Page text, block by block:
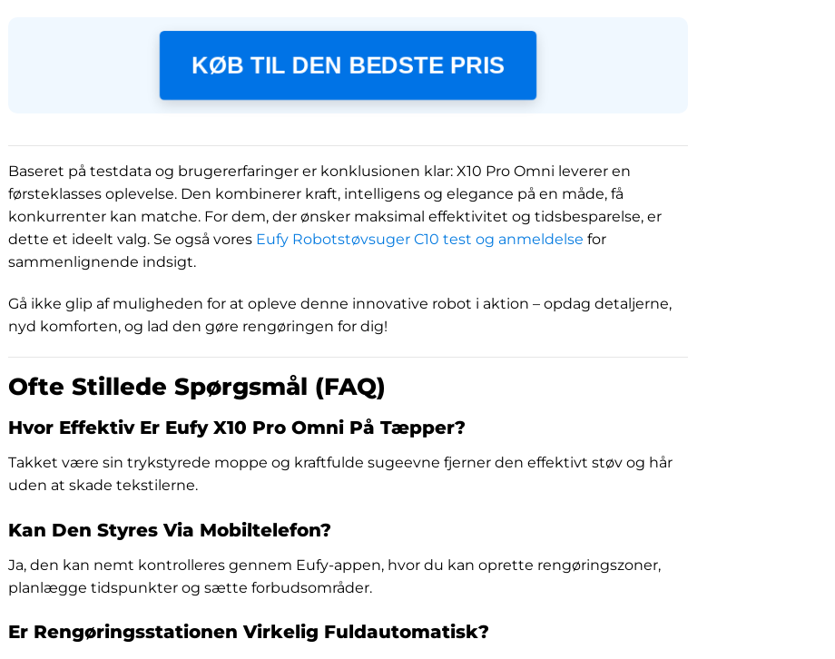
KØB TIL DEN BEDSTE PRIS
Baseret på testdata og brugererfaringer er konklusionen klar: X10 Pro Omni leverer en
førsteklasses oplevelse. Den kombinerer kraft, intelligens og elegance på en måde, få
konkurrenter kan matche. For dem, der ønsker maksimal effektivitet og tidsbesparelse, er
dette et ideelt valg. Se også vores Eufy Robotstøvsuger C10 test og anmeldelse for
sammenlignende indsigt.
Gå ikke glip af muligheden for at opleve denne innovative robot i aktion – opdag detaljerne,
nyd komforten, og lad den gøre rengøringen for dig!
Ofte Stillede Spørgsmål (FAQ)
Hvor Effektiv Er Eufy X10 Pro Omni På Tæpper?
Takket være sin trykstyrede moppe og kraftfulde sugeevne fjerner den effektivt støv og hår
uden at skade tekstilerne.
Kan Den Styres Via Mobiltelefon?
Ja, den kan nemt kontrolleres gennem Eufy-appen, hvor du kan oprette rengøringszoner,
planlægge tidspunkter og sætte forbudsområder.
Er Rengøringsstationen Virkelig Fuldautomatisk?